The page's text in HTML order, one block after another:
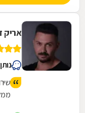
אריק